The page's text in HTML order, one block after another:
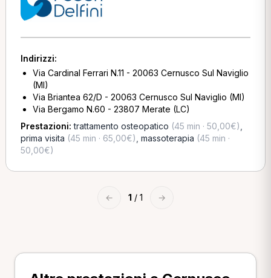
Indirizzi:
Via Cardinal Ferrari N.11 - 20063 Cernusco Sul Naviglio
(MI)
Via Briantea 62/D - 20063 Cernusco Sul Naviglio (MI)
Via Bergamo N.60 - 23807 Merate (LC)
Prestazioni:trattamento osteopatico (45 min · 50,00€)
prima visita (45 min · 65,00€) massoterapia (45 min ·
50,00€)
← 1 / 1 →